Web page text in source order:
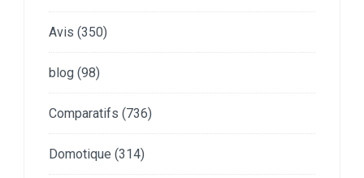
Avis (350)
blog (98)
Comparatifs (736)
Domotique (314)